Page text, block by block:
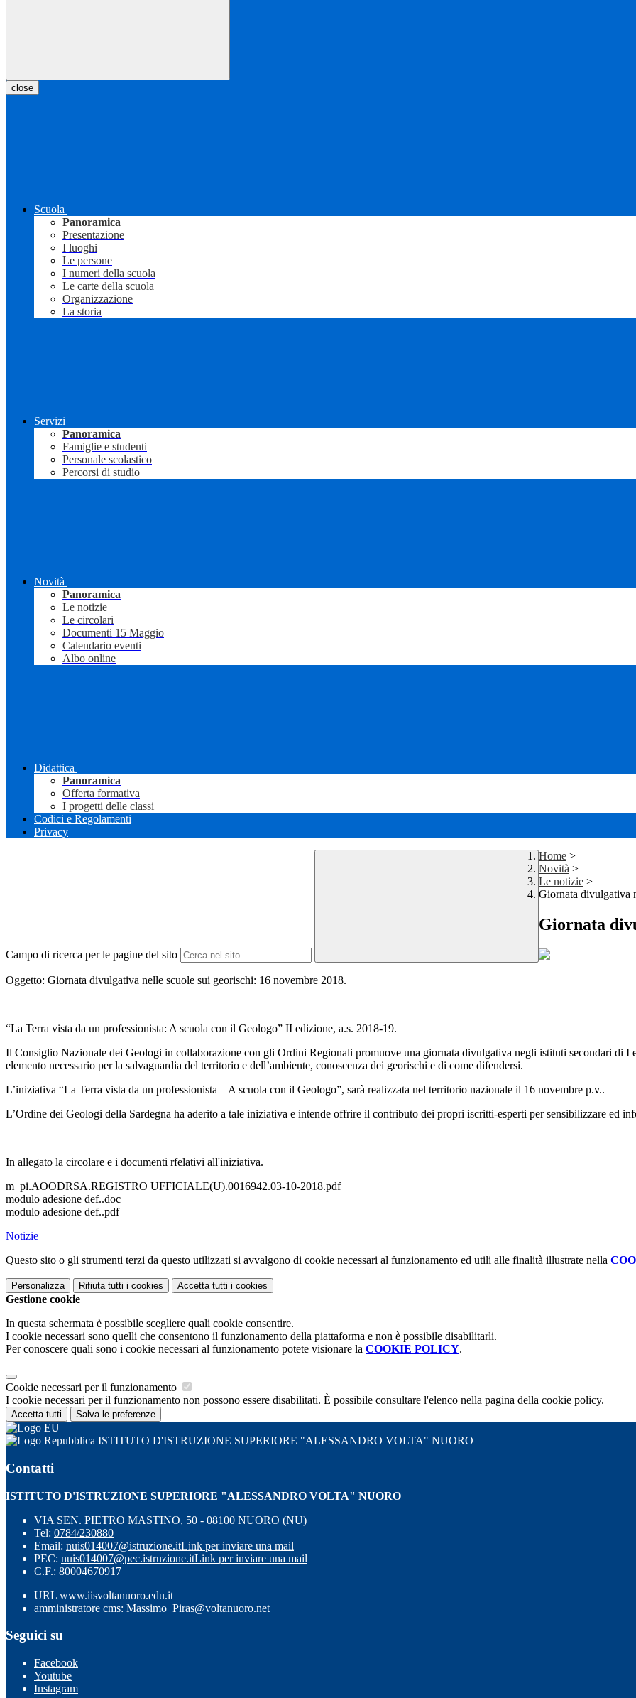
close
Scuola
Panoramica
Presentazione
I luoghi
Le persone
I numeri della scuola
Le carte della scuola
Organizzazione
La storia
Servizi
Panoramica
Famiglie e studenti
Personale scolastico
Percorsi di studio
Novità
Panoramica
Le notizie
Le circolari
Documenti 15 Maggio
Calendario eventi
Albo online
Didattica
Panoramica
Offerta formativa
I progetti delle classi
Codici e Regolamenti
Privacy
Campo di ricerca per le pagine del sito
Home >
Novità >
Le notizie >
Giornata divulgativa
Giornata
Oggetto: Giornata divulgativa nelle scuole sui georischi: 16 novembre 2018.
“La Terra vista da un professionista: A scuola con il Geologo” II edizione, a.s. 2018-19.
Il Consiglio Nazionale dei Geologi in collaborazione con gli Ordini Regionali promuove una giornata divulgativa negli istituti secondari di
elemento necessario per la salvaguardia del territorio e dell’ambiente, conoscenza dei georischi e di come difendersi.
L’iniziativa “La Terra vista da un professionista – A scuola con il Geologo”, sarà realizzata nel territorio nazionale il 16 novembre p.v..
L’Ordine dei Geologi della Sardegna ha aderito a tale iniziativa e intende offrire il contributo dei propri iscritti-esperti per sensibilizzare ed
In allegato la circolare e i documenti rfelativi all'iniziativa.
m_pi.AOODRSA.REGISTRO UFFICIALE(U).0016942.03-10-2018.pdf
modulo adesione def..doc
modulo adesione def..pdf
Notizie
Questo sito o gli strumenti terzi da questo utilizzati si avvalgono di cookie necessari al funzionamento ed utili alle finalità illustrate nella
Personalizza Rifiuta tutti i cookies Accetta tutti i cookies
Gestione cookie
In questa schermata è possibile scegliere quali cookie consentire.
I cookie necessari sono quelli che consentono il funzionamento della piattaforma e non è possibile disabilitarli.
Per conoscere quali sono i cookie necessari al funzionamento potete visionare la COOKIE POLICY.
Cookie necessari per il funzionamento
I cookie necessari per il funzionamento non possono essere disabilitati. È possibile consultare l'elenco nella pagina della cookie policy.
Accetta tutti Salva le preferenze
ISTITUTO D'ISTRUZIONE SUPERIORE "ALESSANDRO VOLTA" NUORO
Contatti
ISTITUTO D'ISTRUZIONE SUPERIORE "ALESSANDRO VOLTA" NUORO
VIA SEN. PIETRO MASTINO, 50 - 08100 NUORO (NU)
Tel: 0784/230880
Email: nuis014007@istruzione.itLink per inviare una mail
PEC: nuis014007@pec.istruzione.itLink per inviare una mail
C.F.: 80004670917
URL www.iisvoltanuoro.edu.it
amministratore cms: Massimo_Piras@voltanuoro.net
Seguici su
Facebook
Youtube
Instagram